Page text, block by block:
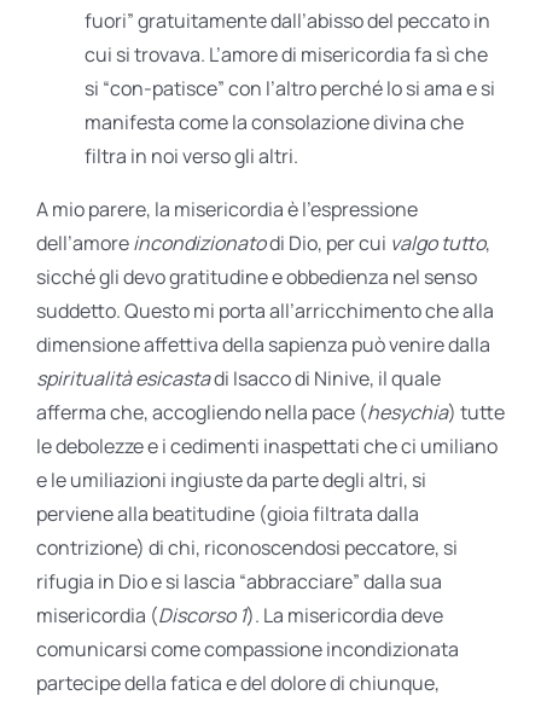
fuori” gratuitamente dall’abisso del peccato in
cui si trovava. L’amore di misericordia fa sì che
si “con-patisce” con l’altro perché lo si ama e si
manifesta come la consolazione divina che
filtra in noi verso gli altri.
A mio parere, la misericordia è l’espressione
dell’amoreincondizionatodi Dio, per cui valgo tutto,
sicché gli devo gratitudine e obbedienza nel senso
suddetto. Questo mi porta all’arricchimento che alla
dimensione affettiva della sapienza può venire dalla
spiritualità esicastadi Isacco di Ninive, il quale
afferma che, accogliendo nella pace (hesychia) tutte
le debolezze e i cedimenti inaspettati che ci umiliano
e le umiliazioni ingiuste da parte degli altri, si
perviene alla beatitudine (gioia filtrata dalla
contrizione) di chi, riconoscendosi peccatore, si
rifugia in Dio e si lascia “abbracciare” dalla sua
misericordia (Discorso 1). La misericordia deve
comunicarsi come compassione incondizionata
partecipe della fatica e del dolore di chiunque,